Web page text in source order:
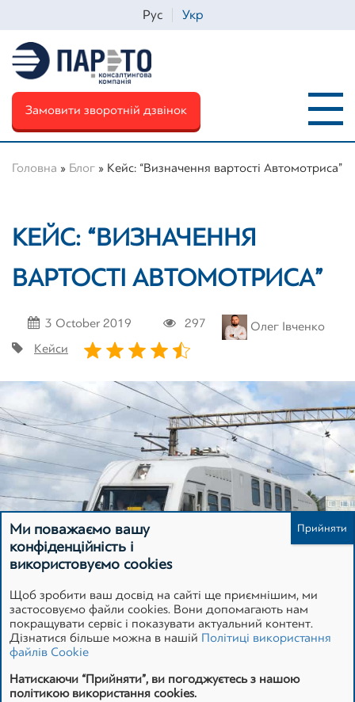
Рус Укр
Замовити зворотній дзвінок
Головна » Блог » Кейс: “Визначення вартості Автомотриса”
КЕЙС: “ВИЗНАЧЕННЯ
ВАРТОСТІ АВТОМОТРИСА”
Олег Івченко
3 October 2019
297
Кейси
ЗАМОВНИК:
Телефон
Зареєструватися
Ми поважаємо вашу
конфіденційність і
використовуємо cookies
Щоб зробити ваш досвід на сайті ще приємнішим, ми
застосовуємо файли cookies. Вони допомагають нам
покращувати сервіс і показувати актуальний контент.
Дізнатися більше можна в нашій Політиці використання
файлів Cookie
Натискаючи “Прийняти”, ви погоджуєтесь з нашою
політикою використання cookies.